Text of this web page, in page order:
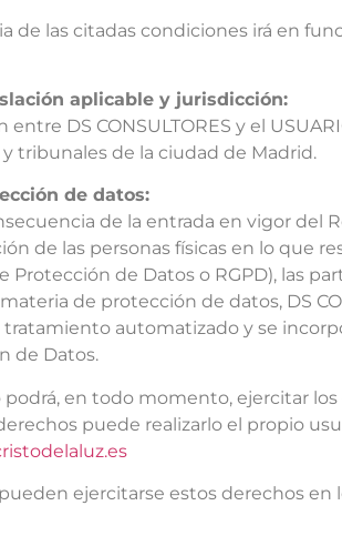
de las citadas condiciones irá en
aplicable y jurisdicción:
entre DS CONSULTORES y el
tribunales de la ciudad de Madrid.
de datos:
de la entrada en vigor del
de las personas físicas en lo que
Protección de Datos o RGPD), las
de protección de datos, DS
automatizado y se
de Datos.
podrá, en todo momento, ejercitar
puede realizarlo el propio
ejercitarse estos derechos